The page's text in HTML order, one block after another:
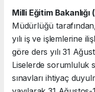
Milli Eğitim Bakanlığı
Müdürlüğü
yılı iş ve işlemlerine
göre ders yılı 31
Liselerde sorumluluk
sınavları ihtiyaç